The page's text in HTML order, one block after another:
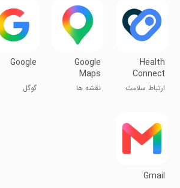
Health
Connect
ارتباط سلامت
Google
Maps
نقشه ها
Google
گوگل
Gmail